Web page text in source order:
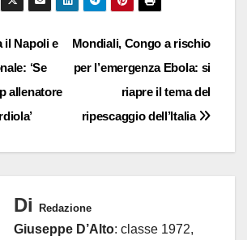
Mondiali, Congo a rischio
per l’emergenza Ebola: si
riapre il tema del
ripescaggio dell’Italia
il Napoli e
‘Se
allenatore
Di Redazione
Giuseppe D’Alto: classe 1972,